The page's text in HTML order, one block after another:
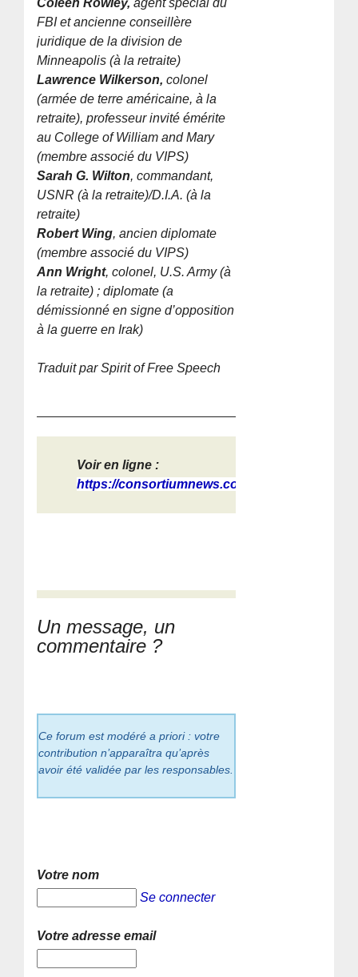
FBI et ancienne conseillère
juridique de la division de
Minneapolis (à la retraite)
Lawrence Wilkerson, colonel
(armée de terre américaine, à la
retraite), professeur invité émérite
au College of William and Mary
(membre associé du VIPS)
Sarah G. Wilton, commandant,
USNR (à la retraite)/D.I.A. (à la
retraite)
Robert Wing, ancien diplomate
(membre associé du VIPS)
Ann Wright, colonel, U.S. Army (à
la retraite) ; diplomate (a
démissionné en signe d’opposition
à la guerre en Irak)
Traduit par Spirit of Free Speech
Voir en ligne :
https://consortiumnews.com/2026/05/...
Un message, un
commentaire ?
Ce forum est modéré a priori : votre
contribution n’apparaîtra qu’après
avoir été validée par les responsables.
Votre nom
Se connecter
Votre adresse email